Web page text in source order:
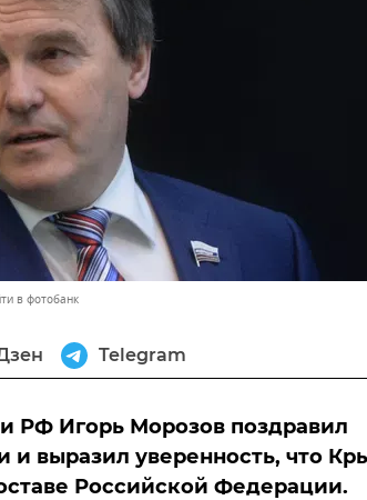
в фотобанк
Telegram
РФ Игорь Морозов поздравил
и выразил уверенность, что
Российской Федерации.